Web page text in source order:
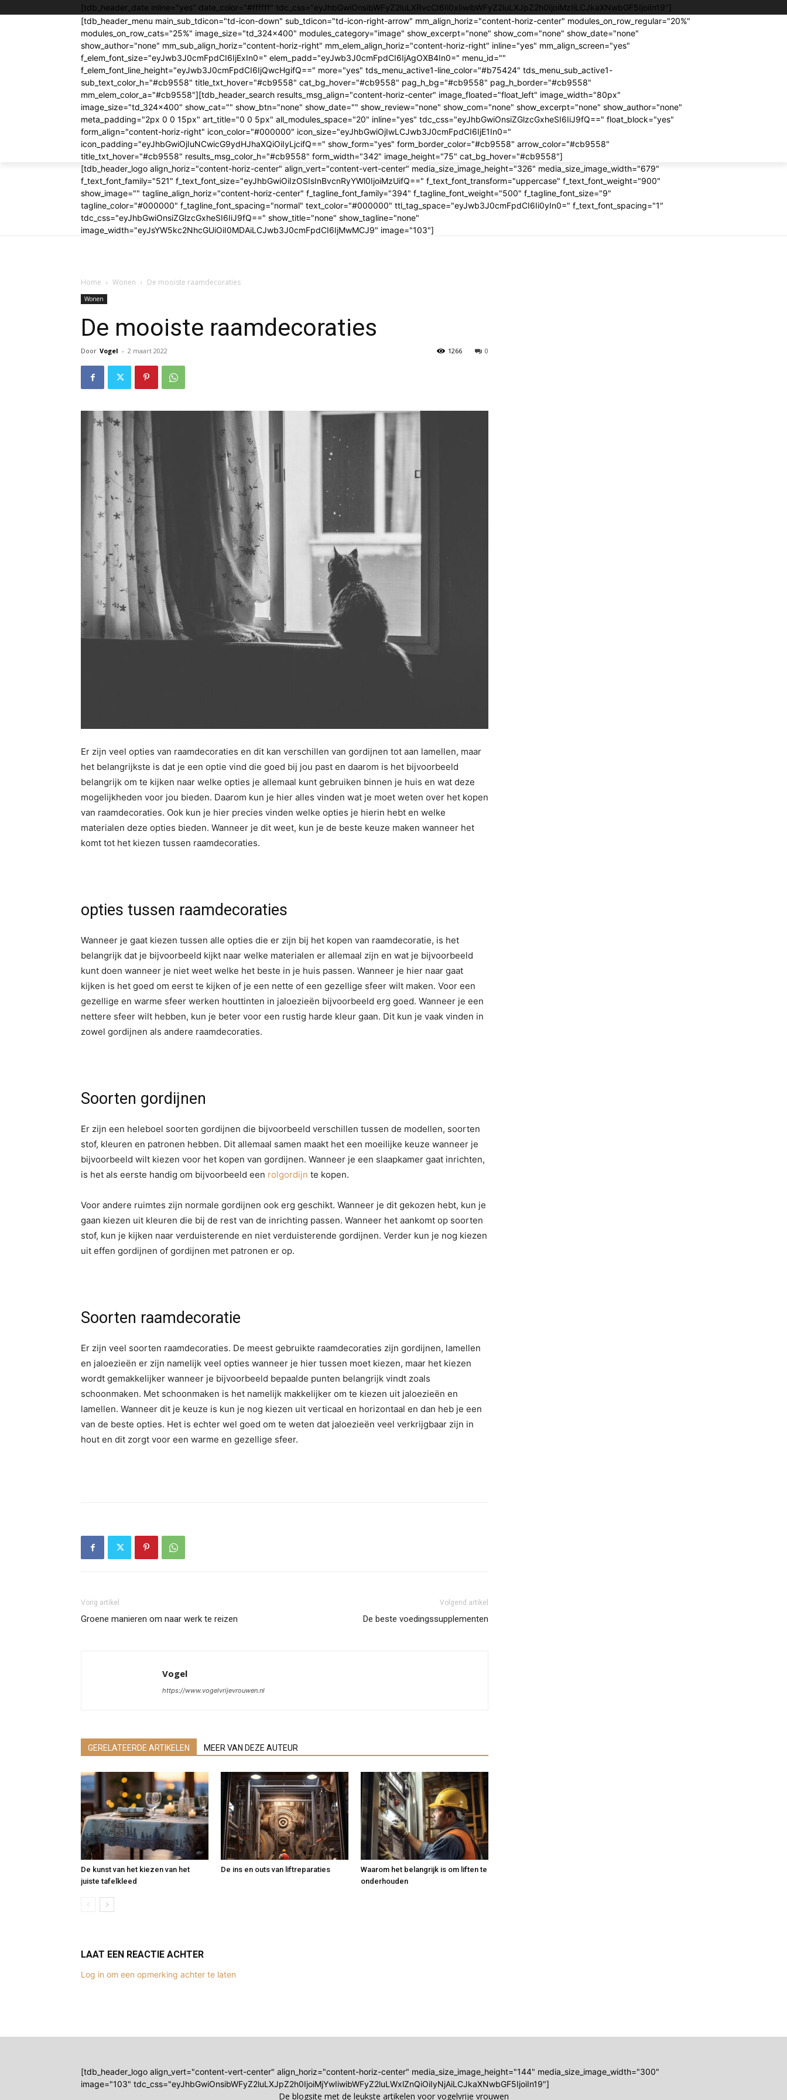
[tdb_header_date inline="yes" date_color="#ffffff" tdc_css="eyJhbGwiOnsibWFyZ2luLXRvcCI6Ii0xIiwibWFyZ2luLXJpZ2h0IjoiMzIiLCJkaXNwbGF5IjoiIn19"]
[tdb_header_menu main_sub_tdicon="td-icon-down" sub_tdicon="td-icon-right-arrow" mm_align_horiz="content-horiz-center" modules_on_row_regular="20%"
modules_on_row_cats="25%" image_size="td_324x400" modules_category="image" show_excerpt="none" show_com="none" show_date="none"
show_author="none" mm_sub_align_horiz="content-horiz-right" mm_elem_align_horiz="content-horiz-right" inline="yes" mm_align_screen="yes"
f_elem_font_size="eyJwb3J0cmFpdCI6IjExIn0=" elem_padd="eyJwb3J0cmFpdCI6IjAgOXB4In0=" menu_id=""
f_elem_font_line_height="eyJwb3J0cmFpdCI6IjQwcHgifQ==" more="yes" tds_menu_active1-line_color="#b75424" tds_menu_sub_active1-
sub_text_color_h="#cb9558" title_txt_hover="#cb9558" cat_bg_hover="#cb9558" pag_h_bg="#cb9558" pag_h_border="#cb9558"
mm_elem_color_a="#cb9558"][tdb_header_search results_msg_align="content-horiz-center" image_floated="float_left" image_width="80px"
image_size="td_324x400" show_cat="" show_btn="none" show_date="" show_review="none" show_com="none" show_excerpt="none" show_author="none"
meta_padding="2px 0 0 15px" art_title="0 0 5px" all_modules_space="20" inline="yes" tdc_css="eyJhbGwiOnsiZGlzcGxheSI6IiJ9fQ==" float_block="yes"
form_align="content-horiz-right" icon_color="#000000" icon_size="eyJhbGwiOjIwLCJwb3J0cmFpdCI6IjE1In0="
icon_padding="eyJhbGwiOjIuNCwicG9ydHJhaXQiOiIyLjcifQ==" show_form="yes" form_border_color="#cb9558" arrow_color="#cb9558"
title_txt_hover="#cb9558" results_msg_color_h="#cb9558" form_width="342" image_height="75" cat_bg_hover="#cb9558"]
[tdb_header_logo align_horiz="content-horiz-center" align_vert="content-vert-center" media_size_image_height="326" media_size_image_width="679"
f_text_font_family="521" f_text_font_size="eyJhbGwiOiIzOSIsInBvcnRyYWl0IjoiMzUifQ==" f_text_font_transform="uppercase" f_text_font_weight="900"
show_image="" tagline_align_horiz="content-horiz-center" f_tagline_font_family="394" f_tagline_font_weight="500" f_tagline_font_size="9"
tagline_color="#000000" f_tagline_font_spacing="normal" text_color="#000000" ttl_tag_space="eyJwb3J0cmFpdCI6Ii0yIn0=" f_text_font_spacing="1"
tdc_css="eyJhbGwiOnsiZGlzcGxheSI6IiJ9fQ==" show_title="none" show_tagline="none"
image_width="eyJsYW5kc2NhcGUiOiI0MDAiLCJwb3J0cmFpdCI6IjMwMCJ9" image="103"]
Home Wonen De mooiste raamdecoraties
Wonen
De mooiste raamdecoraties
Door Vogel - 2 maart 2022 0
1266
Er zijn veel opties van raamdecoraties en dit kan verschillen van gordijnen tot aan lamellen, maar
het belangrijkste is dat je een optie vind die goed bij jou past en daarom is het bijvoorbeeld
belangrijk om te kijken naar welke opties je allemaal kunt gebruiken binnen je huis en wat deze
mogelijkheden voor jou bieden. Daarom kun je hier alles vinden wat je moet weten over het kopen
van raamdecoraties. Ook kun je hier precies vinden welke opties je hierin hebt en welke
materialen deze opties bieden. Wanneer je dit weet, kun je de beste keuze maken wanneer het
komt tot het kiezen tussen raamdecoraties.
opties tussen raamdecoraties
Wanneer je gaat kiezen tussen alle opties die er zijn bij het kopen van raamdecoratie, is het
belangrijk dat je bijvoorbeeld kijkt naar welke materialen er allemaal zijn en wat je bijvoorbeeld
kunt doen wanneer je niet weet welke het beste in je huis passen. Wanneer je hier naar gaat
kijken is het goed om eerst te kijken of je een nette of een gezellige sfeer wilt maken. Voor een
gezellige en warme sfeer werken houttinten in jaloezieën bijvoorbeeld erg goed. Wanneer je een
nettere sfeer wilt hebben, kun je beter voor een rustig harde kleur gaan. Dit kun je vaak vinden in
zowel gordijnen als andere raamdecoraties.
Soorten gordijnen
Er zijn een heleboel soorten gordijnen die bijvoorbeeld verschillen tussen de modellen, soorten
stof, kleuren en patronen hebben. Dit allemaal samen maakt het een moeilijke keuze wanneer je
bijvoorbeeld wilt kiezen voor het kopen van gordijnen. Wanneer je een slaapkamer gaat inrichten,
is het als eerste handig om bijvoorbeeld een rolgordijn te kopen.
Voor andere ruimtes zijn normale gordijnen ook erg geschikt. Wanneer je dit gekozen hebt, kun je
gaan kiezen uit kleuren die bij de rest van de inrichting passen. Wanneer het aankomt op soorten
stof, kun je kijken naar verduisterende en niet verduisterende gordijnen. Verder kun je nog kiezen
uit effen gordijnen of gordijnen met patronen er op.
Soorten raamdecoratie
Er zijn veel soorten raamdecoraties. De meest gebruikte raamdecoraties zijn gordijnen, lamellen
en jaloezieën er zijn namelijk veel opties wanneer je hier tussen moet kiezen, maar het kiezen
wordt gemakkelijker wanneer je bijvoorbeeld bepaalde punten belangrijk vindt zoals
schoonmaken. Met schoonmaken is het namelijk makkelijker om te kiezen uit jaloezieën en
lamellen. Wanneer dit je keuze is kun je nog kiezen uit verticaal en horizontaal en dan heb je een
van de beste opties. Het is echter wel goed om te weten dat jaloezieën veel verkrijgbaar zijn in
hout en dit zorgt voor een warme en gezellige sfeer.
Vorig artikel
Groene manieren om naar werk te reizen
Volgend artikel
De beste voedingssupplementen
Vogel
https://www.vogelvrijevrouwen.nl
GERELATEERDE ARTIKELEN MEER VAN DEZE AUTEUR
De kunst van het kiezen van het
juiste tafelkleed
De ins en outs van liftreparaties
Waarom het belangrijk is om liften te
onderhouden
LAAT EEN REACTIE ACHTER
Log in om een opmerking achter te laten
[tdb_header_logo align_vert="content-vert-center" align_horiz="content-horiz-center" media_size_image_height="144" media_size_image_width="300"
image="103" tdc_css="eyJhbGwiOnsibWFyZ2luLXJpZ2h0IjoiMjYwIiwibWFyZ2luLWxlZnQiOiIyNjAiLCJkaXNwbGF5IjoiIn19"]
De blogsite met de leukste artikelen voor vogelvrije vrouwen